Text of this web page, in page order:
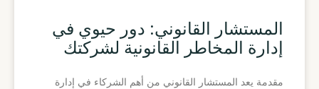
المستشار القانوني: دور حيوي في
إدارة المخاطر القانونية لشركتك
مقدمة يعد المستشار القانوني من أهم الشركاء في إدارة